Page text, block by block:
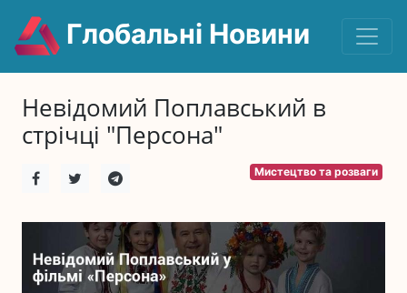
Глобальні Новини
Невідомий Поплавський в
стрічці "Персона"
Мистецтво та розваги